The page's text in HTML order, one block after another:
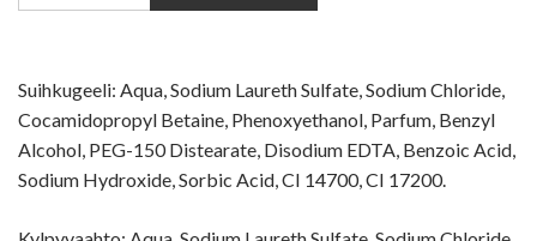
Suihkugeeli: Aqua, Sodium Laureth Sulfate, Sodium Chloride,
Cocamidopropyl Betaine, Phenoxyethanol, Parfum, Benzyl
Alcohol, PEG-150 Distearate, Disodium EDTA, Benzoic Acid,
Sodium Hydroxide, Sorbic Acid, CI 14700, CI 17200.